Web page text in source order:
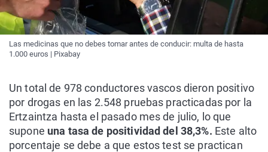
Las medicinas que no debes tomar antes de conducir: multa de hasta
1.000 euros | Pixabay
Un total de 978 conductores vascos dieron positivo
por drogas en las 2.548 pruebas practicadas por la
Ertzaintza hasta el pasado mes de julio, lo que
supone una tasa de positividad del 38,3%. Este alto
porcentaje se debe a que estos test se practican